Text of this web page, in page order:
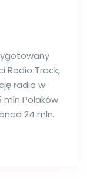
Radio Track,
radia w
mln Polaków
24 mln.